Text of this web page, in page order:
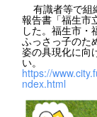
有識者等で組
報告書「福生市
した。福生市・
ふっさっ子のた
姿の具現化に向
い。
https://
ndex.html